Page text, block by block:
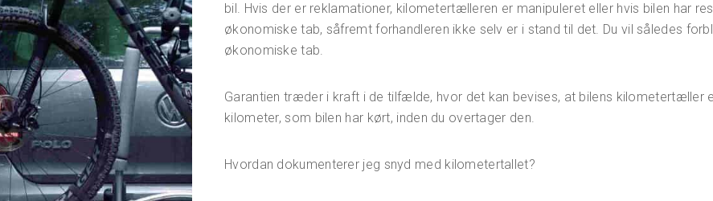
bil. Hvis der er reklamationer, kilometertælleren er manipuleret eller hvis bilen har
økonomiske tab, såfremt forhandleren ikke selv er i stand til det. Du vil således
økonomiske tab.
Garantien træder i kraft i de tilfælde, hvor det kan bevises, at bilens kilometertæller
kilometer, som bilen har kørt, inden du overtager den.
Hvordan dokumenterer jeg snyd med kilometertallet?